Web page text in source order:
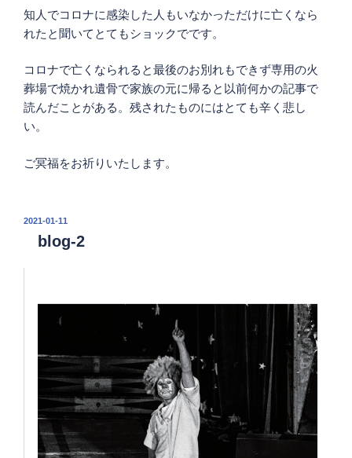
知人でコロナに感染した人もいなかっただけに亡くなら
れたと聞いてとてもショックでです。
コロナで亡くなられると最後のお別れもできず専用の火
葬場で焼かれ遺骨で家族の元に帰ると以前何かの記事で
読んだことがある。残されたものにはとても辛く悲し
い。
ご冥福をお祈りいたします。
投
2021-01-11
blog-2